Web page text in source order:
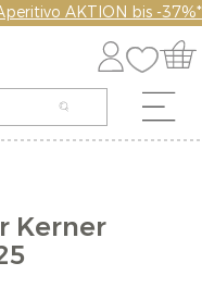
AKTION bis -37%*
Kerner